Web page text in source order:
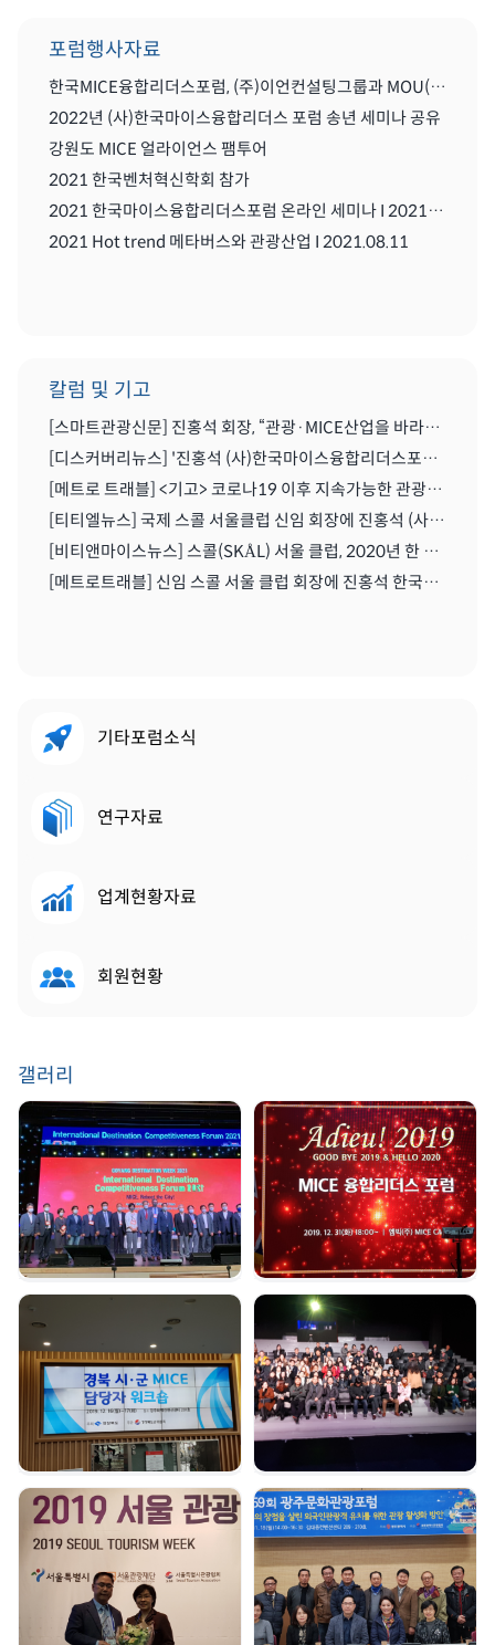
포럼행사자료
한국MICE융합리더스포럼, (주)이언컨설팅그룹과 MOU(업무협약) 체결식
2022년 (사)한국마이스융합리더스 포럼 송년 세미나 공유
강원도 MICE 얼라이언스 팸투어
2021 한국벤처혁신학회 참가
2021 한국마이스융합리더스포럼 온라인 세미나 I 2021.08..11
2021 Hot trend 메타버스와 관광산업 I 2021.08.11
칼럼 및 기고
[스마트관광신문] 진홍석 회장, “관광·MICE산업을 바라보는 가치의 전환을 위해 노력이 필요한 시기” | 2021.04.29
[디스커버리뉴스] '진홍석 (사)한국마이스융합리더스포럼 회장',"코로나를 또다른 기회로" | 2020.07.06
[메트로 트래블] <기고> 코로나19 이후 지속가능한 관광마이스산업과 'MICE 5.0' | 2020.06.28
[티티엘뉴스] 국제 스콜 서울클럽 신임 회장에 진홍석 (사)한국마이스융합리더스포럼 회장 | 2019.12.13
[비티앤마이스뉴스] 스콜(SKÅL) 서울 클럽, 2020년 한 해 동안 이끌 새 임원진 구성하다 | 2019.12.13
[메트로트래블] 신임 스콜 서울 클럽 회장에 진홍석 한국마이스융합리더스포럼회장 선출 | 2019.12.22
기타포럼소식
연구자료
업계현황자료
회원현황
갤러리
GDW 2021 | 2021.
08. 25
송년회 | 2019. 12. 31
경북시군 마이스 담당자
워크숍 | 2019. 12. 16
여수 마이스육성포럼 |
2019. 12. 05
서울관광대상 수상 |
2019. 12. 04
광주문화관광포럼 |
2019. 11. 18